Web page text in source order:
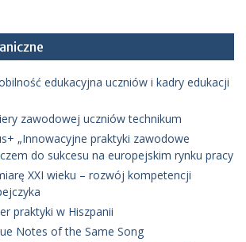
edukacyjna uczniów i kadry edukacji
zawodowej uczniów technikum
„Innowacyjne praktyki zawodowe
do sukcesu na europejskim rynku pracy
XXI wieku – rozwój kompetencji
praktyki w Hiszpanii
Notes of the Same Song